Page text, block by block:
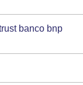
banco bnp